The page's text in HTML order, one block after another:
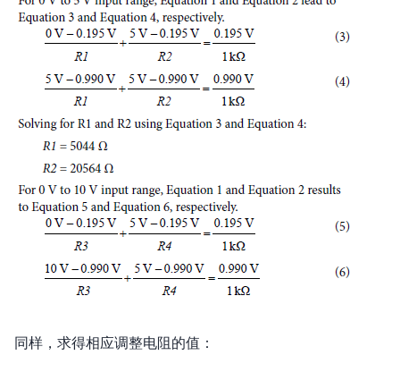
同样，求得相应调整电阻的值：